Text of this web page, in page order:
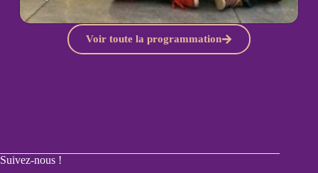
Voir toute la programmation
Suivez-nous !